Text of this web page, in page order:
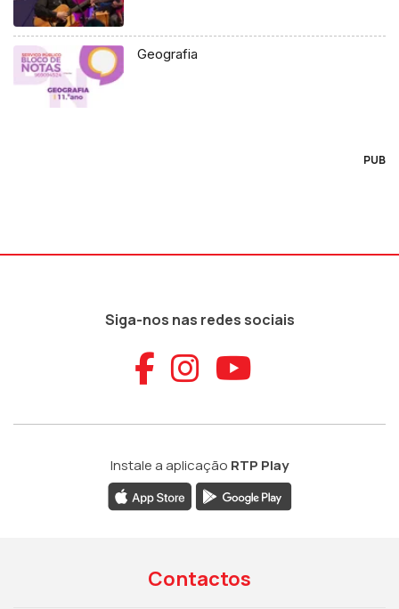
Geografia
PUB
Siga-nos nas redes sociais
Aceder ao
Aceder ao
Aceder
Instale a aplicação RTP Play
Contactos